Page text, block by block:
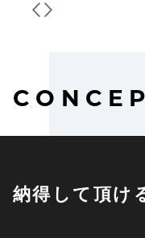
納得して頂け